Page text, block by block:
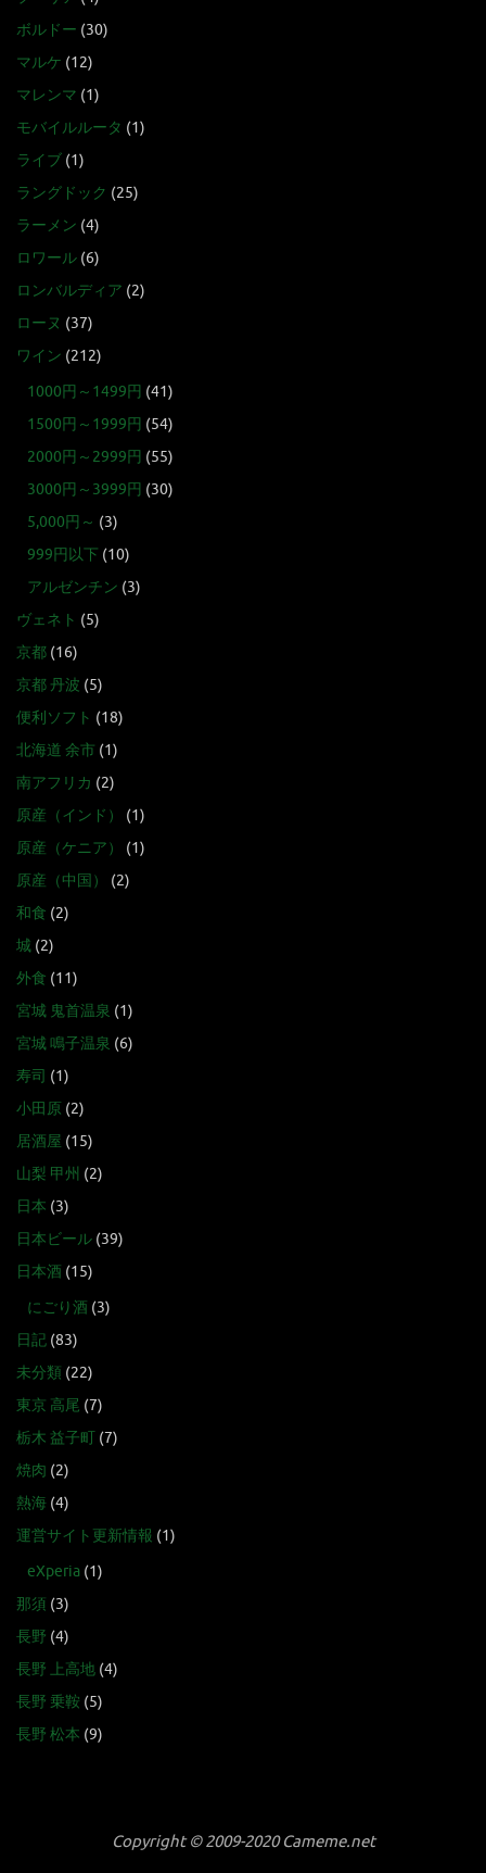
ボルドー (30)
マルケ (12)
マレンマ (1)
モバイルルータ (1)
ライブ (1)
ラングドック (25)
ラーメン (4)
ロワール (6)
ロンバルディア (2)
ローヌ (37)
ワイン (212)
1000円～1499円 (41)
1500円～1999円 (54)
2000円～2999円 (55)
3000円～3999円 (30)
5,000円～ (3)
999円以下 (10)
アルゼンチン (3)
ヴェネト (5)
京都 (16)
京都 丹波 (5)
便利ソフト (18)
北海道 余市 (1)
南アフリカ (2)
原産（インド）
(1)
原産（ケニア）
(1)
原産（中国）
(2)
和食 (2)
城 (2)
外食 (11)
宮城 鬼首温泉 (1)
宮城 鳴子温泉 (6)
寿司 (1)
小田原 (2)
居酒屋 (15)
山梨 甲州 (2)
日本 (3)
日本ビール (39)
日本酒 (15)
にごり酒 (3)
日記 (83)
未分類 (22)
東京 高尾 (7)
栃木 益子町 (7)
焼肉 (2)
熱海 (4)
運営サイト更新情報 (1)
eXperia (1)
那須 (3)
長野 (4)
長野 上高地 (4)
長野 乗鞍 (5)
長野 松本 (9)
Copyright © 2009-2020 Cameme.net